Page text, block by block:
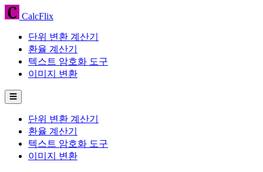
CalcFlix
단위 변환 계산기
환율 계산기
텍스트 암호화 도구
이미지 변환
☰
단위 변환 계산기
환율 계산기
텍스트 암호화 도구
이미지 변환